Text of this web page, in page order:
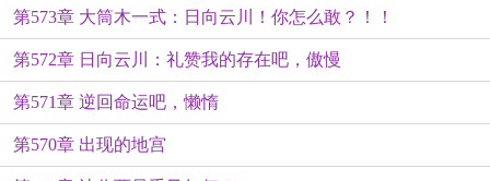
第573章 大筒木一式：日向云川！你怎么敢？！！
第572章 日向云川：礼赞我的存在吧，傲慢
第571章 逆回命运吧，懒惰
第570章 出现的地宫